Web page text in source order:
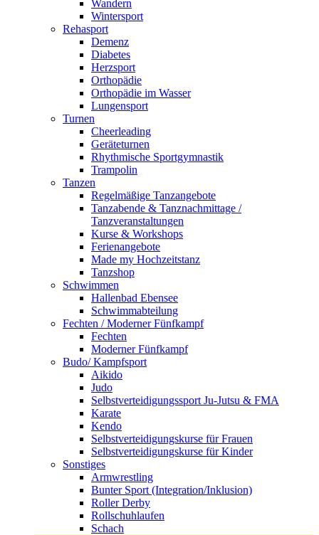
Wandern
Wintersport
Rehasport
Demenz
Diabetes
Herzsport
Orthopädie
Orthopädie im Wasser
Lungensport
Turnen
Cheerleading
Geräteturnen
Rhythmische Sportgymnastik
Trampolin
Tanzen
Regelmäßige Tanzangebote
Tanzabende & Tanznachmittage /
Tanzveranstaltungen
Kurse & Workshops
Ferienangebote
Made my Hochzeitstanz
Tanzshop
Schwimmen
Hallenbad Ebensee
Schwimmabteilung
Fechten / Moderner Fünfkampf
Fechten
Moderner Fünfkampf
Budo/ Kampfsport
Aikido
Judo
Selbstverteidigungssport Ju-Jutsu & FMA
Karate
Kendo
Selbstverteidigungskurse für Frauen
Selbstverteidigungskurse für Kinder
Sonstiges
Armwrestling
Bunter Sport (Integration/Inklusion)
Roller Derby
Rollschuhlaufen
Schach